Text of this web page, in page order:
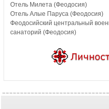
Отель Милета (Феодосия)
Отель Алые Паруса (Феодосия)
Феодосийский центральный
санаторий (Феодосия)